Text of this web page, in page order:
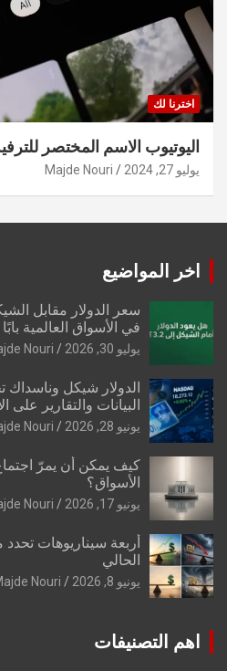
اخترنا لك
اليوتيوب الاسم المختصر
يوليو 27, 2024 Majde Nouri
اخر المواضيع
سعر الدولار مقابل
في الأسواق العالمية
يوليو 30, 2026 Nouri
الدولار شيكل
البيانات والتقارير على
يونيو 28, 2026 Nouri
كيف يمكن أن يمرّ
الأسواق؟
يونيو 17, 2026 Nouri
أربعة سيناريوهات
الحالي
يونيو 8, 2026 Nouri
اهم التصنيفات